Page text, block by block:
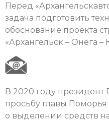
Перед
задача подготовить
обоснование проекта
«Архангельск – Онега –
В 2020 году
просьбу главы
о выделении средств